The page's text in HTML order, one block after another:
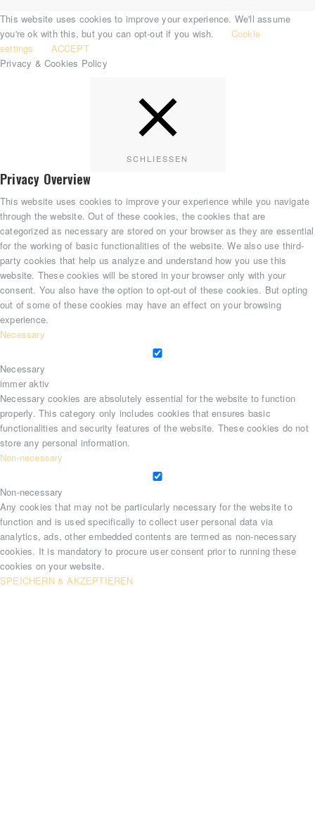
This website uses cookies to improve your experience. We'll assume
you're ok with this, but you can opt-out if you wish.
Cookie
settings
ACCEPT
Privacy & Cookies Policy
SCHLIESSEN
Privacy Overview
This website uses cookies to improve your experience while you navigate
through the website. Out of these cookies, the cookies that are
categorized as necessary are stored on your browser as they are essential
for the working of basic functionalities of the website. We also use third-
party cookies that help us analyze and understand how you use this
website. These cookies will be stored in your browser only with your
consent. You also have the option to opt-out of these cookies. But opting
out of some of these cookies may have an effect on your browsing
experience.
Necessary
Necessary
immer aktiv
Necessary cookies are absolutely essential for the website to function
properly. This category only includes cookies that ensures basic
functionalities and security features of the website. These cookies do not
store any personal information.
Non-necessary
Non-necessary
Any cookies that may not be particularly necessary for the website to
function and is used specifically to collect user personal data via
analytics, ads, other embedded contents are termed as non-necessary
cookies. It is mandatory to procure user consent prior to running these
cookies on your website.
SPEICHERN & AKZEPTIEREN